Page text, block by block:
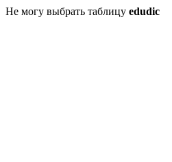
Не могу выбрать таблицу edudic